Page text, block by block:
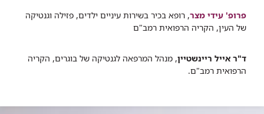
פרופ' עידי מצר, רופא בכיר בשירות עיניים ילדים, פזילה וגנטיקה
של העין, הקריה הרפואית רמב"ם
ד"ר אייל ריינשטיין, מנהל המרפאה לגנטיקה של בוגרים, הקריה
הרפואית רמב"ם.